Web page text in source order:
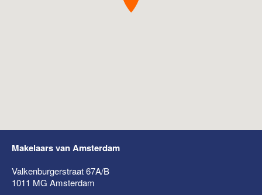
Makelaars van Amsterdam
Valkenburgerstraat 67A/B
1011 MG Amsterdam